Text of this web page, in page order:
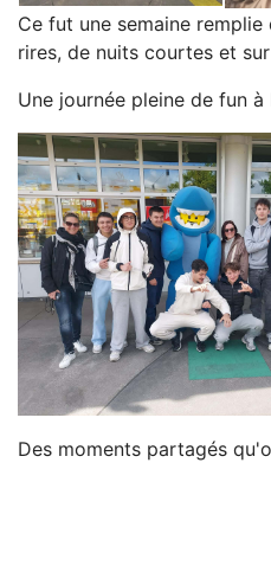
Ce fut une semaine
rires, de nuits courtes et
Une journée pleine de fun à
Des moments partagés